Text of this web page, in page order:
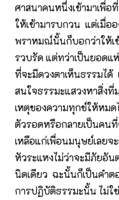
ศาสนาคนหนึ่งเข้ามาเพื่
ให้เข้ามารบกวน แต่เมื่อ
พราหมณ์นั้นก็บอกว่าให้เ
รวบรัด แต่ทว่าเป็นยอด
ที่จะมีดวงตาเห็นธรรมได้
สนใจธรรมะแสวงหาสิ่งที่
เหตุของความทุกข์ให้หม
ตัวรอดหรือกลายเป็นคน
เหลือแก่เพื่อนมนุษย์เลยจ
หัวระแหงไม่ว่าจะมีภัยอัน
นิดเดียว ฉะนั้นก็เป็นคำต
การปฏิบัติธรรมะนั้น ไม่ใ